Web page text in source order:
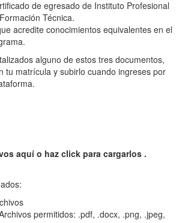
de egresado de Instituto Profesional
Técnica.
acredite conocimientos equivalentes en el
alguno de estos tres documentos,
tu matrícula y subirlo cuando ingreses por
aquí o haz click para cargarlos .
permitidos: .pdf, .docx, .png, .jpeg,